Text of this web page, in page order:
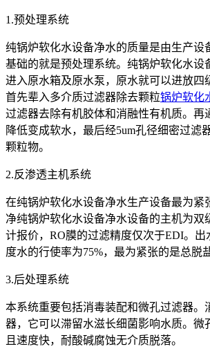
1.预处理系统
纯锅炉软化水设备净水的质量是由生产设
基础的就是预处理系统。纯锅炉软化水设
进入原水箱及原水泵，原水就可以进放四
首先辈入多介质过滤器除去颗粒锅炉软化
过滤器去除有机胶体和消融性有机质。再
降低变成软水，最后经5um孔径细密过滤
颗粒物。
2.反渗透主机系统
在纯锅炉软化水设备净水生产设备最为紧
净纯锅炉软化水设备净水设备的主机为双
计报价，RO膜的过滤精度仅次于EDI。出
度水的行使率为75%，最为紧张的是总脱
3.后处理系统
本系统重要包括消毒装配和微孔过滤器。
器，它可以滞留水滋长细菌影响水质。微
且速度快，耐酸碱腐蚀无介质脱落。